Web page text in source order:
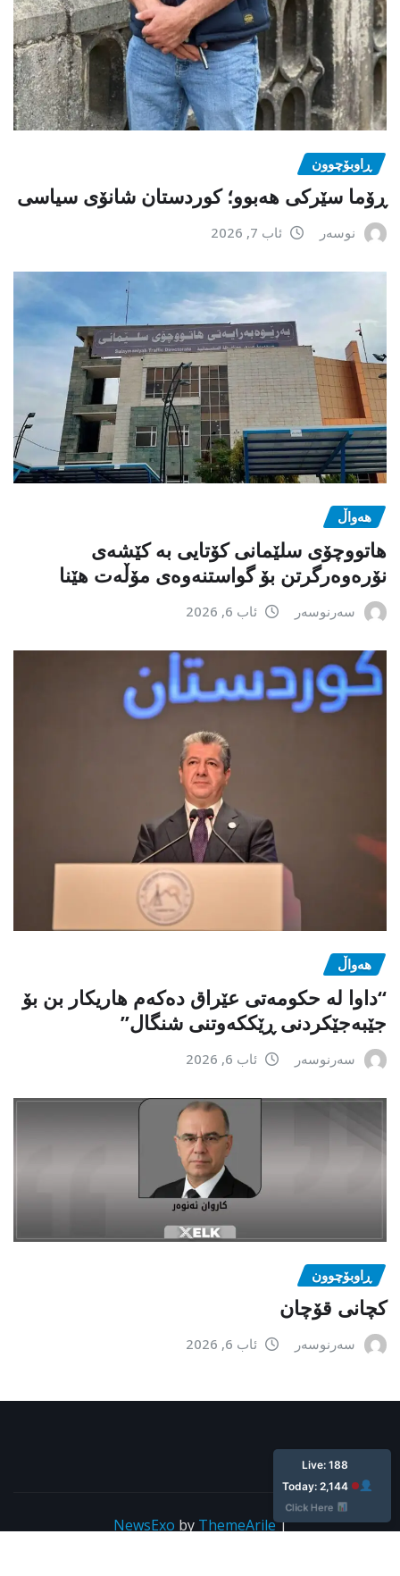
ڕاوبۆچوون
ڕۆما سێرکی هەبوو؛ کوردستان شانۆی سیاسی
نوسەر ئاب 7, 2026
هەواڵ
هاتووچۆی سلێمانی کۆتایی بە کێشەی
نۆرەوەرگرتن بۆ گواستنەوەی مۆڵەت هێنا
سەرنوسەر ئاب 6, 2026
هەواڵ
“داوا لە حكومەتی عێراق دەكەم هاریكار بن بۆ
جێبەجێكردنی ڕێككەوتنی شنگال”
سەرنوسەر ئاب 6, 2026
ڕاوبۆچوون
کچانی قۆچان
سەرنوسەر ئاب 6, 2026
|
NewsExo by ThemeArile
ئێستا: ١٨٨
ئه‌مرۆ: ٢,١٤٤
کلیک بکە